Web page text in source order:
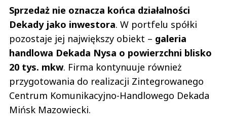
Sprzedaż nie oznacza końca działalności
Dekady jako inwestora. W portfelu spółki
pozostaje jej największy obiekt – galeria
handlowa Dekada Nysa o powierzchni blisko
20 tys. mkw. Firma kontynuuje również
przygotowania do realizacji Zintegrowanego
Centrum Komunikacyjno-Handlowego Dekada
Mińsk Mazowiecki.